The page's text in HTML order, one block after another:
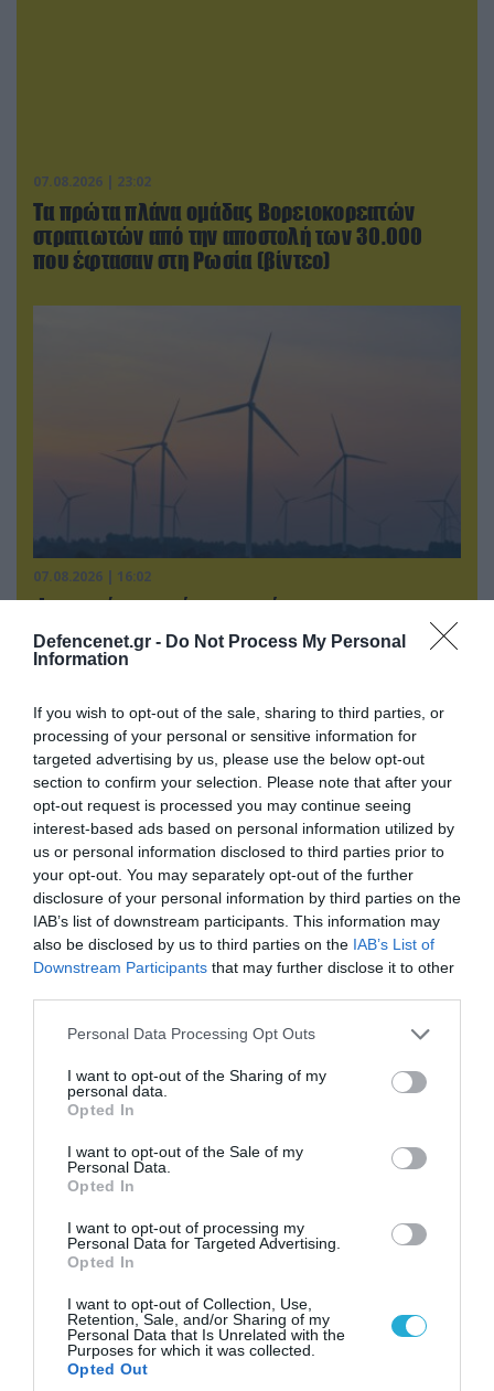
Defencenet.gr - Do Not Process My Personal
Information
If you wish to opt-out of the sale, sharing to third parties, or
processing of your personal or sensitive information for
targeted advertising by us, please use the below opt-out
section to confirm your selection. Please note that after your
opt-out request is processed you may continue seeing
interest-based ads based on personal information utilized by
us or personal information disclosed to third parties prior to
your opt-out. You may separately opt-out of the further
disclosure of your personal information by third parties on the
IAB’s list of downstream participants. This information may
also be disclosed by us to third parties on the IAB’s List of
Downstream Participants that may further disclose it to other
Please note that this website/app uses one or more Google
not limited to your visit or usage behaviour. You may click to
grant or deny consent to Google and its third-party tags to
use your data for below specified purposes in below Google
consent section.
Personal Data Processing Opt Outs
I want to opt-out of the Sharing of my
personal data.
Opted In
I want to opt-out of the Sale of my
Personal Data.
Opted In
I want to opt-out of processing my
Personal Data for Targeted Advertising.
Opted In
I want to opt-out of Collection, Use,
Retention, Sale, and/or Sharing of my
Personal Data that Is Unrelated with the
Purposes for which it was collected.
Opted Out
07.08.2026 | 23:02
Τα πρώτα πλάνα ομάδας Βορειοκορεατών
στρατιωτών από την αποστολή των 30.000
που έφτασαν στη Ρωσία (βίντεο)
07.08.2026 | 16:02
Φορτηγό μεταφέρει πτερύγιο
ανεμογεννήτριας αλλά… το δυσκολεύουν τα
δένδρα! (βίντεο)
07.08.2026 | 16:02
Κ.Τσίγκας για νέα Canadair DHC-515: «Θα
πετούν τη νύχτα αλλά δεν θα πραγματοποιούν
07.08.2026 | 08:02